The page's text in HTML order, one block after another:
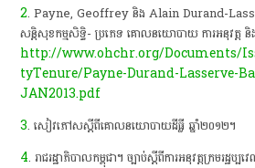
2. Payne, Geoffrey និង Alain Durand-
សន្តិសុខកម្មសិទ្ធិ- ប្រភេទ គោលនយោបាយ ការអនុវត្ត
http://www.ohchr.org/Documents/
tyTenure/Payne-Durand-Lasserve-
JAN2013.pdf
3. សៀវភៅសស្តីពីគោលនយោបាយដីធ្លី ឆ្នាំ២០១២។
4. រាជរដ្ឋាភិបាលកម្ពុជា។ ច្បាប់ស្តីពីការអនុវត្តក្រមរដ្ឋ